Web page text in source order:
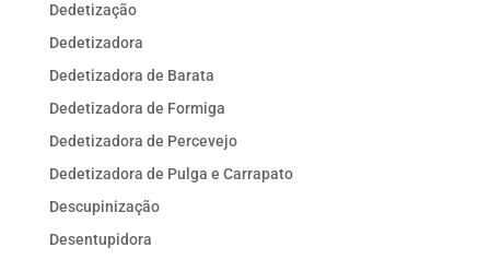
Dedetização
Dedetizadora
Dedetizadora de Barata
Dedetizadora de Formiga
Dedetizadora de Percevejo
Dedetizadora de Pulga e Carrapato
Descupinização
Desentupidora